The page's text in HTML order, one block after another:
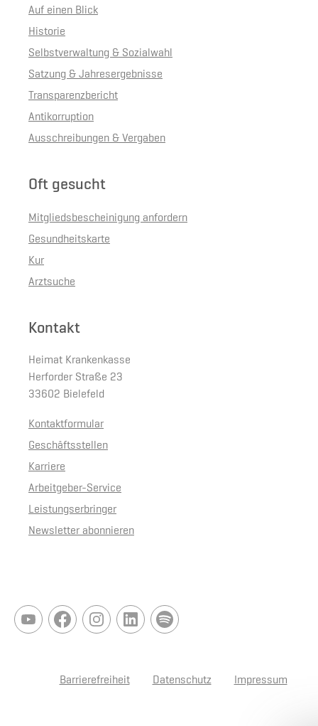
Auf einen Blick
Historie
Selbstverwaltung & Sozialwahl
Satzung & Jahresergebnisse
Transparenzbericht
Antikorruption
Ausschreibungen & Vergaben
Oft gesucht
Mitgliedsbescheinigung anfordern
Gesundheitskarte
Kur
Arztsuche
Kontakt
Heimat Krankenkasse
Herforder Straße 23
33602 Bielefeld
Kontaktformular
Geschäftsstellen
Karriere
Arbeitgeber-Service
Leistungserbringer
Newsletter abonnieren
Barrierefreiheit Datenschutz Impressum